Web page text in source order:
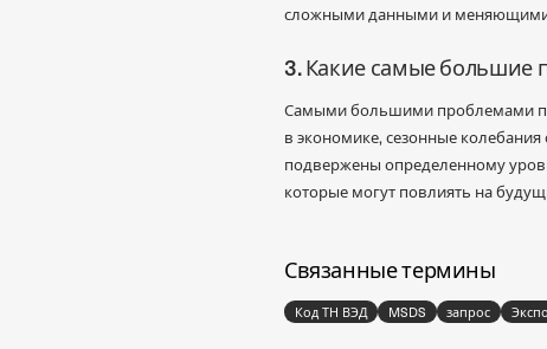
сложными данными и
3. Какие самые большие
Самыми большими проблемами
в экономике, сезонные колебания
подвержены определенному
которые могут повлиять на
Связанные термины
Код ТН ВЭД MSDS запрос